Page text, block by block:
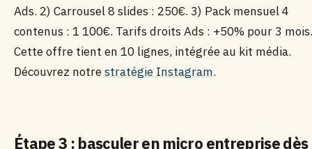
Ads. 2) Carrousel 8 slides : 250€. 3) Pack mensuel 4
contenus : 1 100€. Tarifs droits Ads : +50% pour 3 mois.
Cette offre tient en 10 lignes, intégrée au kit média.
Découvrez notrestratégie Instagram.
Étape 3 : basculer en micro entreprise dès